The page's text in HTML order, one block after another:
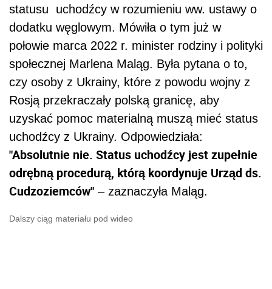
statusu
uchodźcy w rozumieniu ww. ustawy o
dodatku węglowym. Mówiła o tym już w
połowie marca 2022 r. minister rodziny i polityki
społecznej Marlena Maląg. Była pytana o to,
czy osoby z Ukrainy, które z powodu wojny z
Rosją przekraczały polską granicę, aby
uzyskać pomoc materialną muszą mieć status
uchodźcy z Ukrainy. Odpowiedziała:
"Absolutnie nie. Status uchodźcy jest zupełnie
odrębną procedurą, którą koordynuje Urząd ds.
Cudzoziemców" – zaznaczyła Maląg.
Dalszy ciąg materiału pod wideo